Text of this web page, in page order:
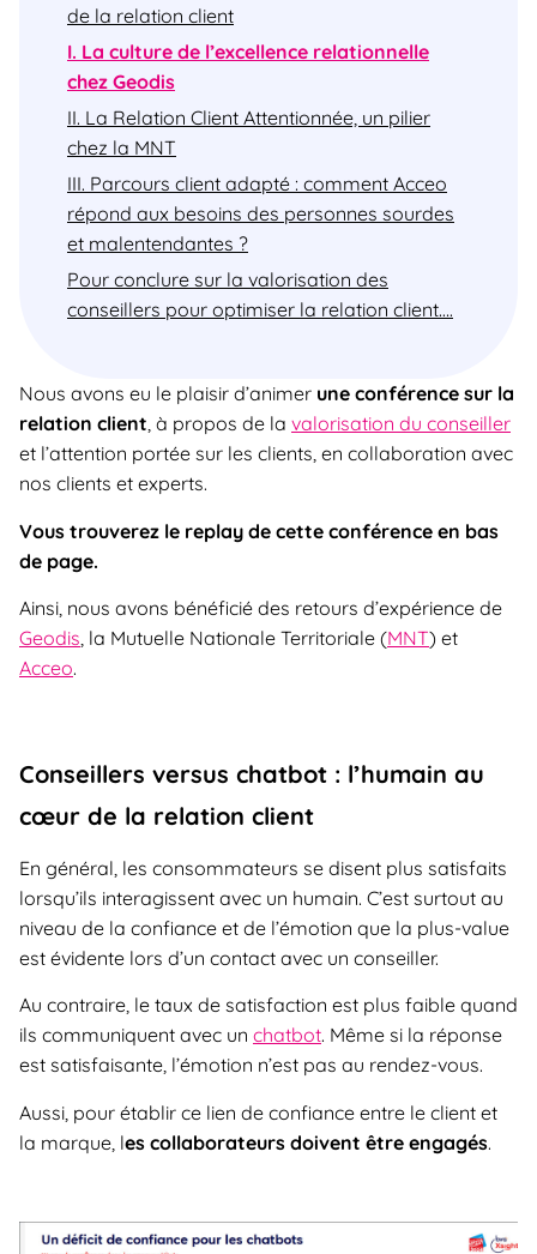
de la relation client
I. La culture de l’excellence relationnelle
chez Geodis
II. La Relation Client Attentionnée, un pilier
chez la MNT
III. Parcours client adapté : comment Acceo
répond aux besoins des personnes sourdes
et malentendantes ?
Pour conclure sur la valorisation des
conseillers pour optimiser la relation client….
Nous avons eu le plaisir d’animer une conférence sur la
relation client, à propos de la valorisation du conseiller
et l’attention portée sur les clients, en collaboration avec
nos clients et experts. ‎ ‎ ‎
Vous trouverez le replay de cette conférence en bas
de page.
Ainsi, nous avons bénéficié des retours d’expérience de
Geodis, la Mutuelle Nationale Territoriale (MNT) et
Acceo.
Conseillers versus chatbot : l’humain au
cœur de la relation client
En général, les consommateurs se disent plus satisfaits
lorsqu’ils interagissent avec un humain. C’est surtout au
niveau de la confiance et de l’émotion que la plus-value
est évidente lors d’un contact avec un conseiller.
Au contraire, le taux de satisfaction est plus faible quand
ils communiquent avec un chatbot. Même si la réponse
est satisfaisante, l’émotion n’est pas au rendez-vous.
Aussi, pour établir ce lien de confiance entre le client et
la marque, les collaborateurs doivent être engagés.